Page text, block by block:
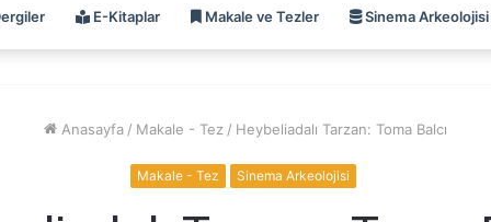
E-Kitaplar Makale ve Tezler Sinema Arkeolojisi
Anasayfa / Makale - Tez / Heybeliadalı Tarzan: Toma Balcı
Makale - Tez Sinema Arkeolojisi